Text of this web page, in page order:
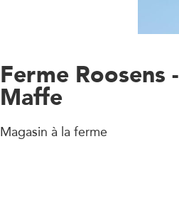
Ferme Roosens -
Maffe
Magasin à la ferme